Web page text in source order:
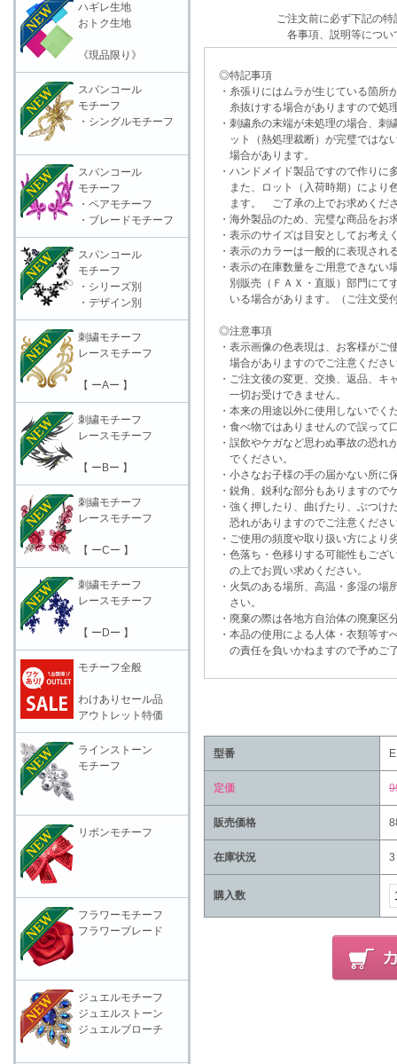
ご注文前に必ず下記の
各事項、説明等につい
◎特記事項
・糸張りにはムラが生じている箇所
糸抜けする場合がありますので処
・刺繍糸の末端が未処理の場合、刺
ット（熱処理裁断）が完璧ではな
場合があります。
・ハンドメイド製品ですので作りに
また、ロット（入荷時期）により
ます。 ご了承の上でお求めくだ
・海外製品のため、完璧な商品をお
・表示のサイズは目安としてお考え
・表示のカラーは一般的に表現され
・表示の在庫数量をご用意できな
別販売（ＦＡＸ・直販）部門にて
いる場合があります。（ご注文受
◎注意事項
・表示画像の色表現は、お客様がご
場合がありますのでご注意くださ
・ご注文後の変更、交換、返品、キ
一切お受けできません。
・本来の用途以外に使用しないでく
・食べ物ではありませんので誤って
・誤飲やケガなど思わぬ事故の恐れ
でください。
・小さなお子様の手の届かない所に
・鋭角、鋭利な部分もありますので
・強く押したり、曲げたり、ぶつけ
恐れがありますのでご注意くださ
・ご使用の頻度や取り扱い方により
・色落ち・色移りする可能性もござ
の上でお買い求めください。
・火気のある場所、高温・多湿の場
さい。
・廃棄の際は各地方自治体の廃棄区
・本品の使用による人体・衣類等す
の責任を負いかねますので予めご
型番
定価
販売価格
在庫状況 3
購入数
ハギレ生地
おトク生地
《現品限り》
スパンコール
モチーフ
・シングルモチーフ
スパンコール
モチーフ
・ペアモチーフ
・ブレードモチーフ
スパンコール
モチーフ
・シリーズ別
・デザイン別
刺繍モチーフ
レースモチーフ
【 ーAー 】
刺繍モチーフ
レースモチーフ
【 ーBー 】
刺繍モチーフ
レースモチーフ
【 ーCー 】
刺繍モチーフ
レースモチーフ
【 ーDー 】
モチーフ全般
わけありセール品
アウトレット特価
ラインストーン
モチーフ
リボンモチーフ
フラワーモチーフ
フラワーブレード
ジュエルモチーフ
ジュエルストーン
ジュエルブローチ